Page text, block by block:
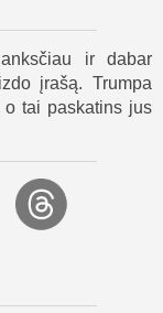
židinio, o Samių
elfais. Taip
bet jo dvasia
gali pakeisti
gimsta iš
ir dabar
įrašą. Trumpa
tai paskatins jus